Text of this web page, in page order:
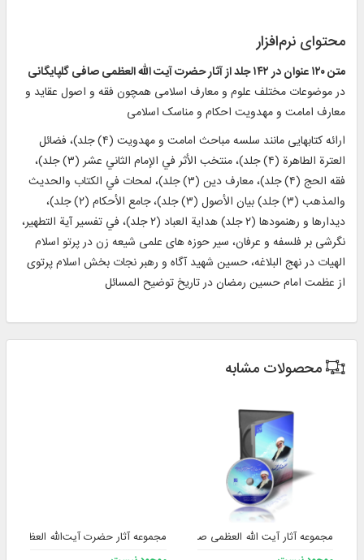
محتوای نرم‌افزار
متن۱۲۰عنوان در۱۴۲جلد از آثار حضرت آیت الله العظمی صافى گلپایگانی
در موضوعات مختلف علوم و معارف اسلامی همچون فقه و اصول عقاید و
معارف امامت و مهدویت احکام و مناسک اسلامی
ارائه کتابهایی مانند سلسه مباحث امامت و مهدویت (۴) جلد)، فضائل
العترة الطاهرة (۴) جلد)، منتخب الأثر في الإمام الثاني عشر (۳) جلد)،
فقه الحج (۴) جلد)، معارف دین (۳) جلد)، لمحات في الكتاب والحديث
والمذهب (۳) جلد) بيان الأصول (۳) جلد)، جامع الأحكام (۲) جلد)،
ديدارها و رهنمودها (۲ جلد) هداية العباد (۲ جلد)، في تفسير آية التطهير،
نگرشی بر فلسفه و عرفان، سیر حوزه های علمی شیعه زن در پرتو اسلام
الهیات در نهج البلاغه، حسین شهید آگاه و رهبر نجات بخش اسلام پرتوی
از عظمت امام حسین رمضان در تاریخ توضیح المسائل
محصولات مشابه
مجموعه آثار آیت الله العظمی صافی گلپایگانی (ره)مجموعه آثار حضرت آیت‌الله العظمی